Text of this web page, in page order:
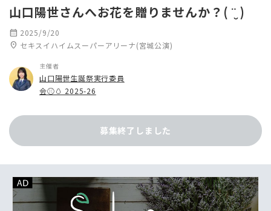
山口陽世さんへお花を贈りませんか？( ¨̮ )
calendar_month 2025/9/20
location_on セキスイハイムスーパーアリーナ(宮城公演)
主催者
山口陽世生誕祭実行委員
会⚾🥚 2025-26
募集終了しました